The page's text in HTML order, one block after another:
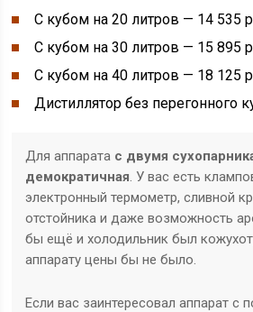
С кубом на 20 литров — 14 535
С кубом на 30 литров — 15 895
С кубом на 40 литров — 18 125
Дистиллятор без перегонного
Для аппарата с двумя
демократичная. У вас есть
электронный термометр, сливной
отстойника и даже возможность
бы ещё и холодильник был
аппарату цены бы не было.
Если вас заинтересовал аппарат с